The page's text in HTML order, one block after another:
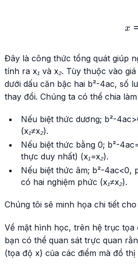
x =
Đây là công thức tổng quát giúp
tính ra x₁ và x₂. Tùy thuộc vào
dưới dấu căn bậc hai b²-4ac, số
thay đổi. Chúng ta có thể chia
Nếu biệt thức dương; b²-
(x₁≠x₂).
Nếu biệt thức bằng 0; b²-
thực duy nhất) (x₁=x₂).
Nếu biệt thức âm; b²-4ac<0,
có hai nghiệm phức (x₁≠x₂).
Chúng tôi sẽ minh họa chi tiết
Về mặt hình học, trên hệ trục tọa
bạn có thể quan sát trực quan
(tọa độ x) của các điểm mà đồ thị